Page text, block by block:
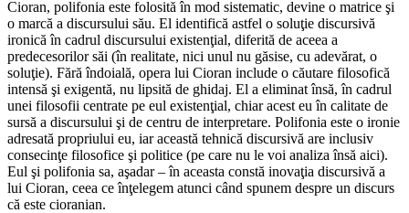
Cioran, polifonia este folosită în mod sistematic, devine o matrice şi
o marcă a discursului său. El identifică astfel o soluţie discursivă
ironică în cadrul discursului existenţial, diferită de aceea a
predecesorilor săi (în realitate, nici unul nu găsise, cu adevărat, o
soluţie). Fără îndoială, opera lui Cioran include o căutare filosofică
intensă şi exigentă, nu lipsită de ghidaj. El a eliminat însă, în cadrul
unei filosofii centrate pe eul existenţial, chiar acest eu în calitate de
sursă a discursului şi de centru de interpretare. Polifonia este o ironie
adresată propriului eu, iar această tehnică discursivă are inclusiv
consecinţe filosofice şi politice (pe care nu le voi analiza însă aici).
Eul şi polifonia sa, aşadar – în aceasta constă inovaţia discursivă a
lui Cioran, ceea ce înţelegem atunci când spunem despre un discurs
că este cioranian.